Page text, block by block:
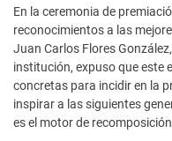
En la ceremonia de
reconocimientos a las
Juan Carlos Flores
institución, expuso que este
concretas para incidir en la
inspirar a las siguientes
es el motor de